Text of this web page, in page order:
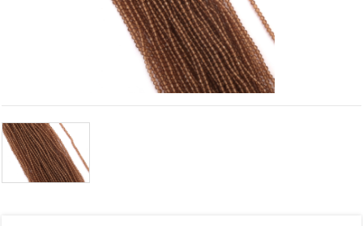
forgalmat,
relevánsabb
tartalmat
és
hirdetéseket
jelenítsünk